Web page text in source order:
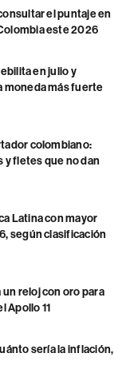
el puntaje en
este 2026
en julio y
moneda más fuerte
colombiano:
y fletes que no dan
Latina con mayor
según clasificación
reloj con oro para
Apollo 11
sería la inflación,